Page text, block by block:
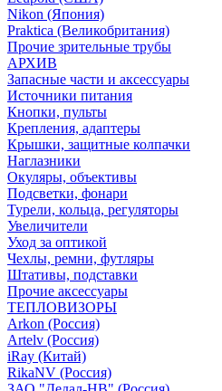
Nikon (Япония)
Praktica (Великобритания)
Прочие зрительные трубы
АРХИВ
Запасные части и аксессуары
Источники питания
Кнопки, пульты
Крепления, адаптеры
Крышки, защитные колпачки
Наглазники
Окуляры, объективы
Подсветки, фонари
Турели, кольца, регуляторы
Увеличители
Уход за оптикой
Чехлы, ремни, футляры
Штативы, подставки
Прочие аксессуары
ТЕПЛОВИЗОРЫ
Arkon (Россия)
Artelv (Россия)
iRay (Китай)
RikaNV (Россия)